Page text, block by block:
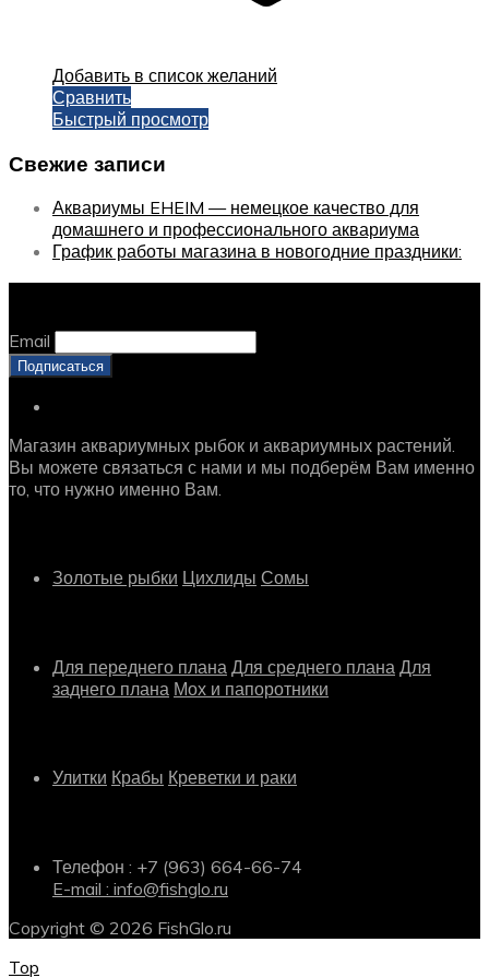
Добавить в список желаний
Сравнить
Быстрый просмотр
Свежие записи
Аквариумы EHEIM — немецкое качество для
домашнего и профессионального аквариума
График работы магазина в новогодние праздники:
Email
Магазин аквариумных рыбок и аквариумных растений.
Вы можете связаться с нами и мы подберём Вам именно
то, что нужно именно Вам.
Золотые рыбки Цихлиды Сомы
Для переднего плана Для среднего плана Для
заднего плана Мох и папоротники
Улитки Крабы Креветки и раки
Телефон : +7 (963) 664-66-74
E-mail : info@fishglo.ru
Copyright © 2026 FishGlo.ru
Top